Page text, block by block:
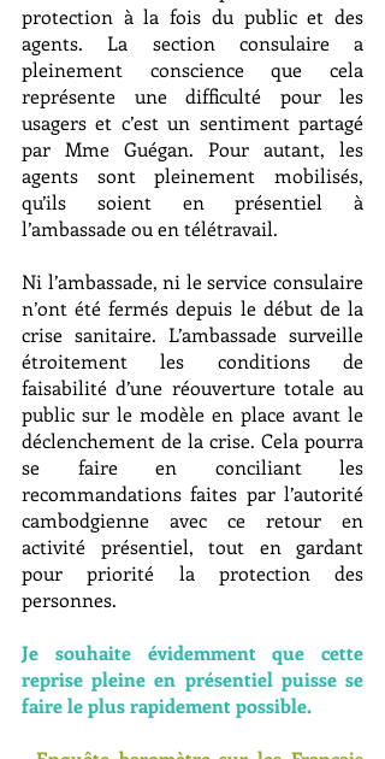
protection à la fois du public et des
agents. La section consulaire a
pleinement conscience que cela
représente une difficulté pour les
usagers et c’est un sentiment partagé
par Mme Guégan. Pour autant, les
agents sont pleinement mobilisés,
qu’ils soient en présentiel à
l’ambassade ou en télétravail.
Ni l’ambassade, ni le service consulaire
n’ont été fermés depuis le début de la
crise sanitaire. L’ambassade surveille
étroitement les conditions de
faisabilité d’une réouverture totale au
public sur le modèle en place avant le
déclenchement de la crise. Cela pourra
se faire en conciliant les
recommandations faites par l’autorité
cambodgienne avec ce retour en
activité présentiel, tout en gardant
pour priorité la protection des
personnes.
Je souhaite évidemment que cette
reprise pleine en présentiel puisse se
faire le plus rapidement possible.